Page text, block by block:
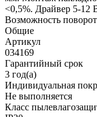
<0,5%. Драйвер 5-12
Возможность
Общие
Артикул
034169
Гарантийный срок
3 год(а)
Индивидуальная
Не выполняется
Класс